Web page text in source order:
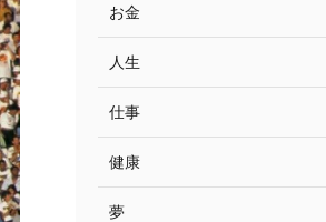
お金
人生
仕事
健康
夢